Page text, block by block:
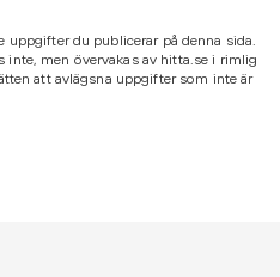
uppgifter du publicerar på denna sida.
men övervakas av hitta.se i rimlig
att avlägsna uppgifter som inte är